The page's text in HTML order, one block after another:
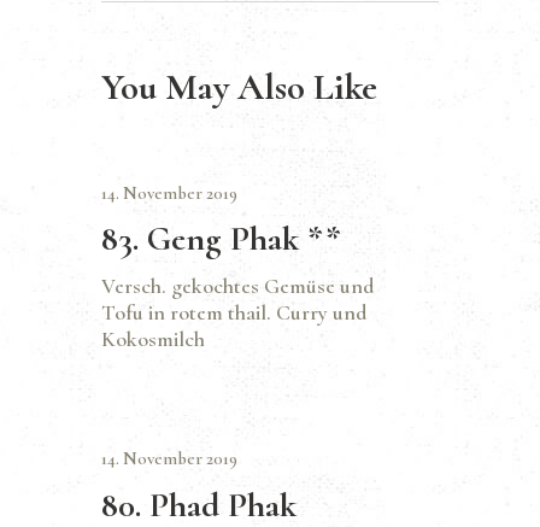
You May Also Like
14. November 2019
83. Geng Phak **
Versch. gekochtes Gemüse und
Tofu in rotem thail. Curry und
Kokosmilch
14. November 2019
80. Phad Phak